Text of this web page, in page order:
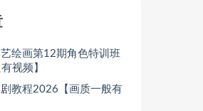
绘画第12期角色特训班
视频】
教程2026【画质一般有